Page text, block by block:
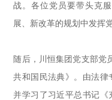
战。各位党员要带头克
展、新改革的规划中发挥
随后，川恒集团党支部党
共和国民法典》 。 由法律
并学习了习近平总书记《